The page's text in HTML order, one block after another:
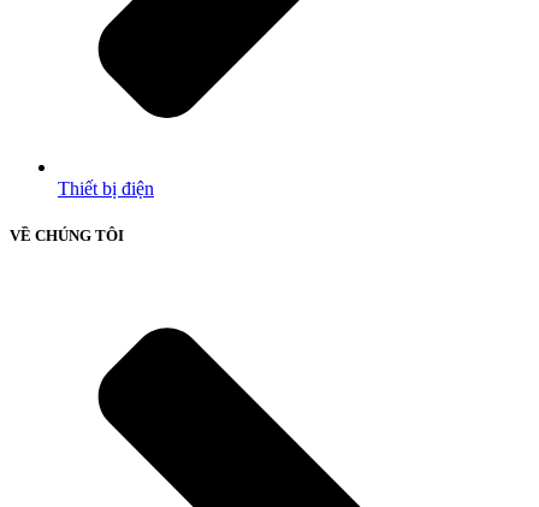
Thiết bị điện
VỀ CHÚNG TÔI